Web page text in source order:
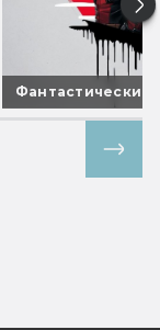
Фантастические